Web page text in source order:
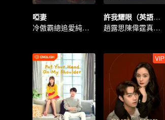
啞妻
冷傲霸總追愛純情啞妻
許我耀眼（英語版）
趙露思陳偉霆真愛假說
VIP